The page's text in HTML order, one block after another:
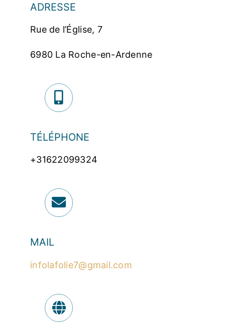
ADRESSE
Rue de l’Église, 7
6980 La Roche-en-Ardenne
TÉLÉPHONE
+31622099324
MAIL
infolafolie7@gmail.com